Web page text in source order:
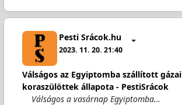
Pesti Srácok.hu
2023. 11. 20. 21:40
Válságos az Egyiptomba szállított gázai
koraszülöttek állapota - PestiSrácok
Válságos a vasárnap Egyiptomba…